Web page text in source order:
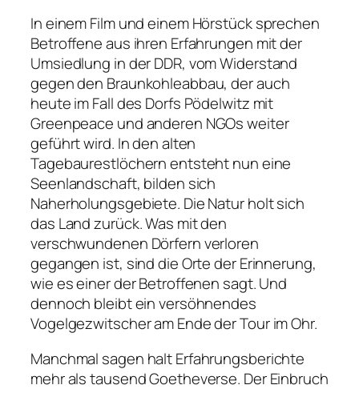
In einem Film und einem Hörstück sprechen
Betroffene aus ihren Erfahrungen mit der
Umsiedlung in der DDR, vom Widerstand
gegen den Braunkohleabbau, der auch
heute im Fall des Dorfs Pödelwitz mit
Greenpeace und anderen NGOs weiter
geführt wird. In den alten
Tagebaurestlöchern entsteht nun eine
Seenlandschaft, bilden sich
Naherholungsgebiete. Die Natur holt sich
das Land zurück. Was mit den
verschwundenen Dörfern verloren
gegangen ist, sind die Orte der Erinnerung,
wie es einer der Betroffenen sagt. Und
dennoch bleibt ein versöhnendes
Vogelgezwitscher am Ende der Tour im Ohr.
Manchmal sagen halt Erfahrungsberichte
mehr als tausend Goetheverse. Der Einbruch